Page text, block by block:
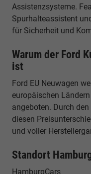
Assistenzsysteme.
Spurhalteassistent
für Sicherheit und
Warum der Ford
ist
Ford EU Neuwagen
europäischen
angeboten. Durch
diesen
und voller
Standort
HamburgCars